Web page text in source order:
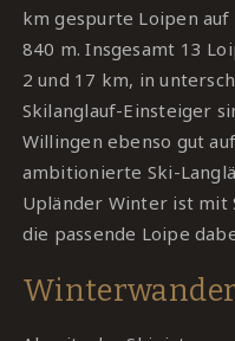
km gespurte Loipen
840 m. Insgesamt 13
2 und 17 km, in
Skilanglauf-Einsteiger
Willingen ebenso gut
ambitionierte Ski-
Upländer Winter ist mit
die passende Loipe